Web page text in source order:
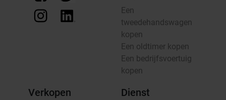
Een
tweedehandswagen
kopen
Een oldtimer kopen
Een bedrijfsvoertuig
kopen
Verkopen Dienst